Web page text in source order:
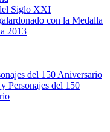
Siglo XXI
con la Medalla
2013
del 150 Aniversario
Personajes del 150